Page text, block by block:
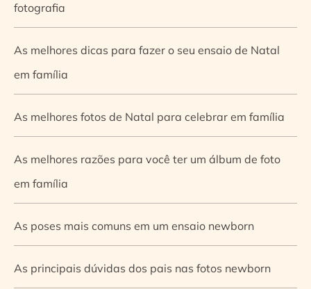
fotografia
As melhores dicas para fazer o seu ensaio de Natal
em família
As melhores fotos de Natal para celebrar em família
As melhores razões para você ter um álbum de foto
em família
As poses mais comuns em um ensaio newborn
As principais dúvidas dos pais nas fotos newborn